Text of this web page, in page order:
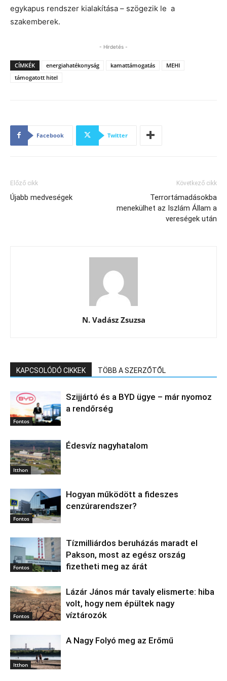
egykapus rendszer kialakítása – szögezik le a
szakemberek.
- Hirdetés -
CÍMKÉK energiahatékonyság kamattámogatás
MEHI
támogatott hitel
Facebook Twitter
Előző cikk
Újabb medveségek
Következő cikk
Terrortámadásokba
menekülhet az Iszlám Állam a
vereségek után
N. Vadász Zsuzsa
KAPCSOLÓDÓ CIKKEK TÖBB A SZERZŐTŐL
Fontos
Szijjártó és a BYD ügye – már nyomoz
a rendőrség
Itthon
Édesvíz nagyhatalom
Fontos
Hogyan működött a fideszes
cenzúrarendszer?
Fontos
Tízmilliárdos beruházás maradt el
Pakson, most az egész ország
fizetheti meg az árát
Fontos
Lázár János már tavaly elismerte: hiba
volt, hogy nem épültek nagy
víztározók
Itthon
A Nagy Folyó meg az Erőmű